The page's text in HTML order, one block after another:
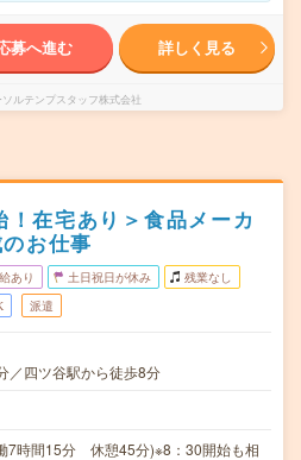
募へ進む 詳しく見る
ルテンプスタッフ株式会社
在宅あり＞食品メーカ
お仕事
あり 土日祝日が休み 残業なし
派遣
／四ツ谷駅から徒歩8分
7時間15分 休憩45分)※8：30開始も相